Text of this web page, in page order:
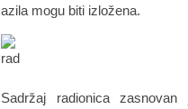
azila mogu biti izložena.
Sadržaj radionica